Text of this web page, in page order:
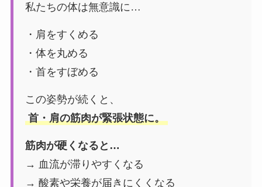
私たちの体は無意識に…
・肩をすくめる
・体を丸める
・首をすぼめる
この姿勢が続くと、
首・肩の筋肉が緊張状態に。
筋肉が硬くなると…
→ 血流が滞りやすくなる
→ 酸素や栄養が届きにくくなる